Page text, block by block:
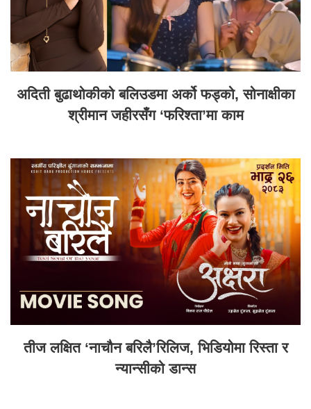
अदिती बुढाथोकीको बलिउडमा अर्को फड्को, सोनाक्षीका
श्रीमान जहीरसँग ‘फरिश्ता’मा काम
तीज लक्षित ‘नाचौन बरिलै’रिलिज, भिडियोमा रिस्ता र
न्यान्सीको डान्स